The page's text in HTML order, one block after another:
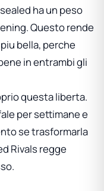
ha un peso
Questo rende
bella, perche
in entrambi gli
questa liberta.
per settimane e
se trasformarla
Rivals regge